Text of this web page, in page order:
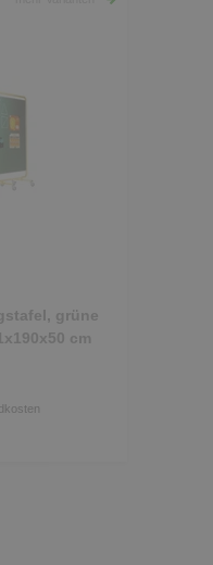
grüne
cm